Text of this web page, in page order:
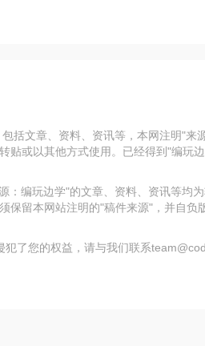
括文章、资料、资讯等，本网注明"
贴或以其他方式使用。已经得到"编玩
：编玩边学"的文章、资料、资讯等均
保留本网站注明的"稿件来源"，并自
犯了您的权益，请与我们联系